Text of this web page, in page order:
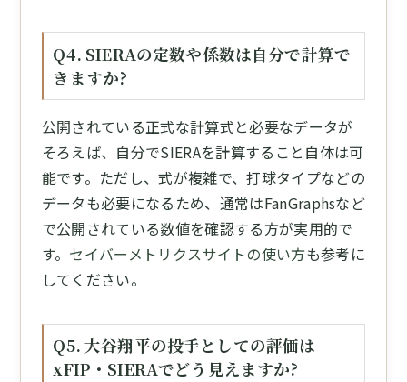
Q4. SIERAの定数や係数は自分で計算で
きますか?
公開されている正式な計算式と必要なデータが
そろえば、自分でSIERAを計算すること自体は可
能です。ただし、式が複雑で、打球タイプなどの
データも必要になるため、通常はFanGraphsなど
で公開されている数値を確認する方が実用的で
す。 セイバーメトリクスサイトの使い方も参考に
してください。
Q5. 大谷翔平の投手としての評価は
xFIP・SIERAでどう見えますか?